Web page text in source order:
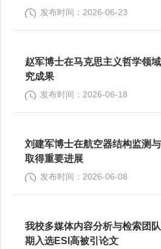
发布时间：2026-06-23
赵军博士在马克思主义哲学领
究成果
发布时间：2026-06-18
刘建军博士在航空器结构监测
取得重要进展
发布时间：2026-06-08
我校多媒体内容分析与检索团
期入选ESI高被引论文